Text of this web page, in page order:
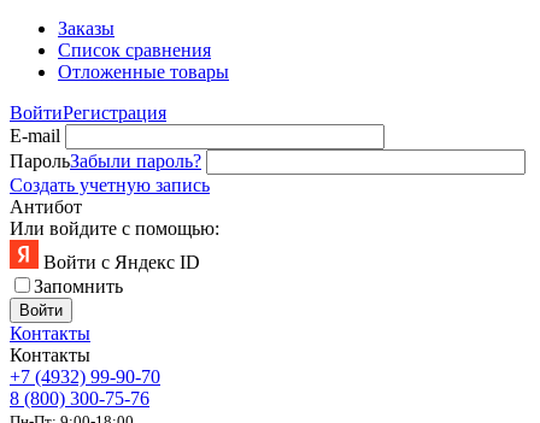
Заказы
Список сравнения
Отложенные товары
ВойтиРегистрация
E-mail
ПарольЗабыли пароль?
Создать учетную запись
Антибот
Или войдите с помощью:
Войти с Яндекс ID
Запомнить
Войти
Контакты
Контакты
+7 (4932) 99-90-70
8 (800) 300-75-76